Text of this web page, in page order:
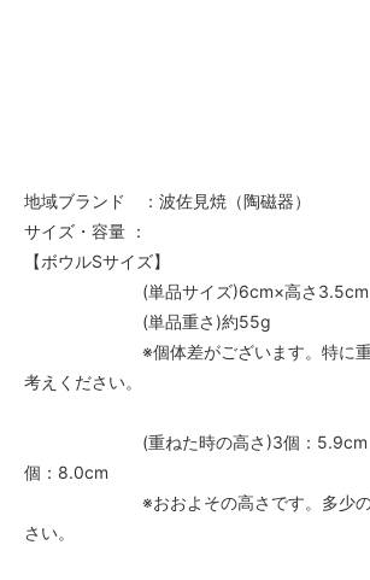
地域ブランド ：波佐見焼（陶磁器）
サイズ・容量 ：
【ボウルSサイズ】
(単品サイズ)6cm×高さ3.5cm
(単品重さ)約55g
※個体差がございます。特に重さ
考えください。
(重ねた時の高さ)3個：5.9cm
個：8.0cm
※おおよその高さです。多少の誤
さい。